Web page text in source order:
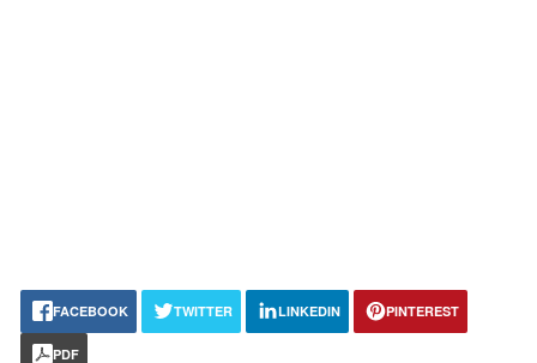
FACEBOOK TWITTER LINKEDIN PINTEREST
PDF